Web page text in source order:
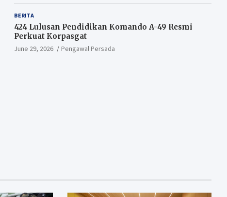
BERITA
424 Lulusan Pendidikan Komando A-49 Resmi
Perkuat Korpasgat
June 29, 2026 Pengawal Persada